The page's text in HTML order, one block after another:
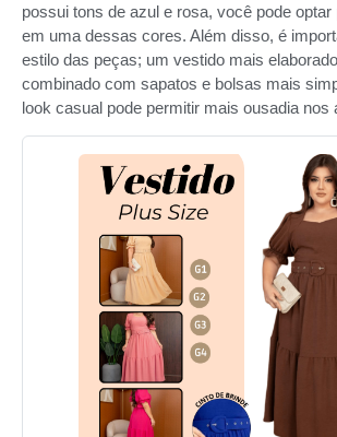
possui tons de azul e rosa, você pode
em uma dessas cores. Além disso, é
estilo das peças; um vestido mais
combinado com sapatos e bolsas mais
look casual pode permitir mais ousadia nos